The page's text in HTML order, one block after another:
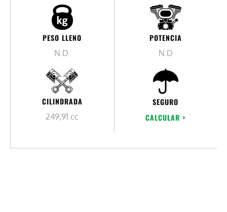
PESO LLENO
N.D.
POTENCIA
N.D
CILINDRADA
249,91 cc
SEGURO
CALCULAR >